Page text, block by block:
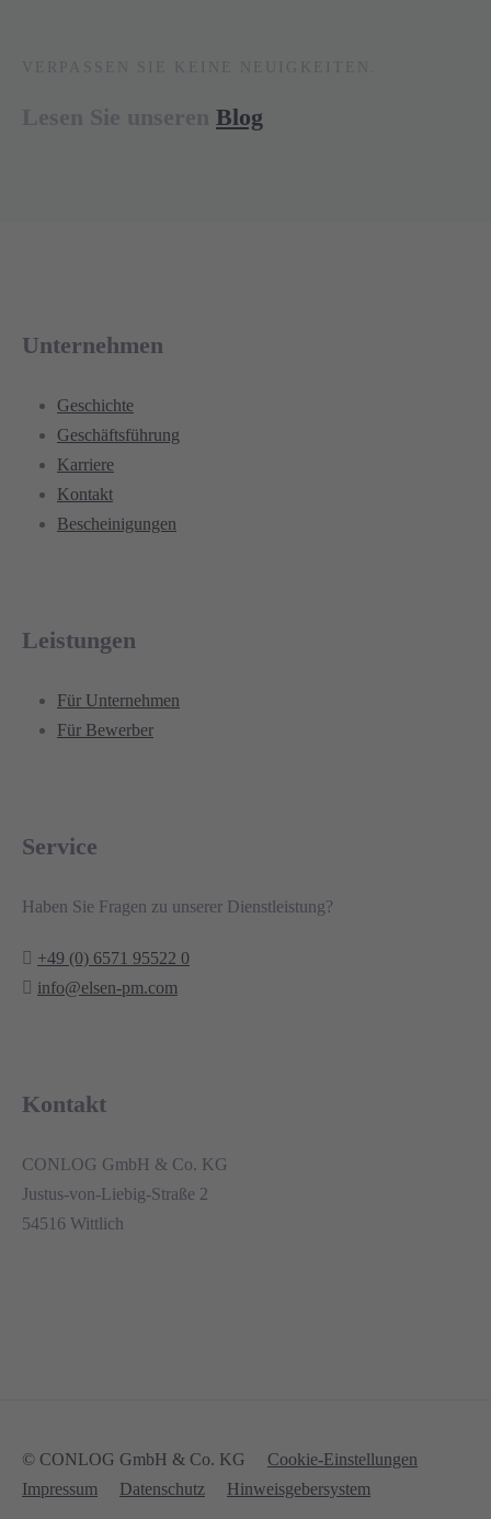
Blog
Unternehmen
Geschichte
Geschäftsführung
Karriere
Kontakt
Bescheinigungen
Leistungen
Für Unternehmen
Für Bewerber
Service
Haben Sie Fragen zu unserer Dienstleistung?
+49 (0) 6571 95522 0
info@elsen-pm.com
Kontakt
CONLOG GmbH & Co. KG
Justus-von-Liebig-Straße 2
54516 Wittlich
© CONLOG GmbH & Co. KG
Cookie-Einstellungen
Impressum
Datenschutz Hinweisgebersystem